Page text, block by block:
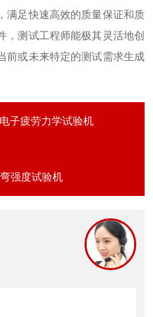
满足快速高效的质量保证和质
，测试工程师能极其灵活地创
前或未来特定的测试需求生成
子疲劳力学试验机
强度试验机